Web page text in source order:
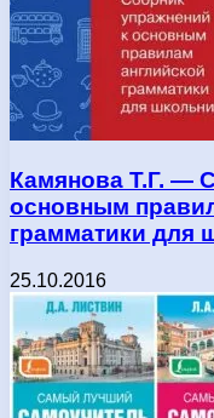
Камянова Т.Г. —
основным
грамматики для
25.10.2016